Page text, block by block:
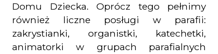
Domu Dziecka. Oprócz tego pełnimy
również liczne posługi w parafii:
zakrystianki, organistki, katechetki,
animatorki w grupach parafialnych